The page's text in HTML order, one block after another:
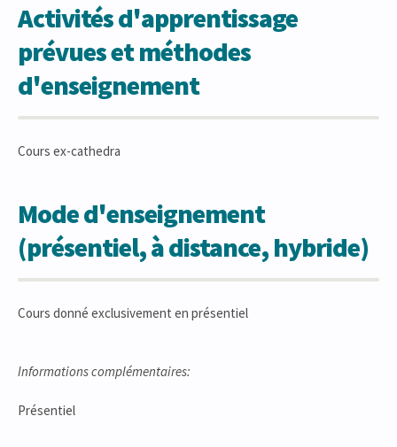
Activités d'apprentissage
prévues et méthodes
d'enseignement
Cours ex-cathedra
Mode d'enseignement
(présentiel, à distance, hybride)
Cours donné exclusivement en présentiel
Informations complémentaires:
Présentiel